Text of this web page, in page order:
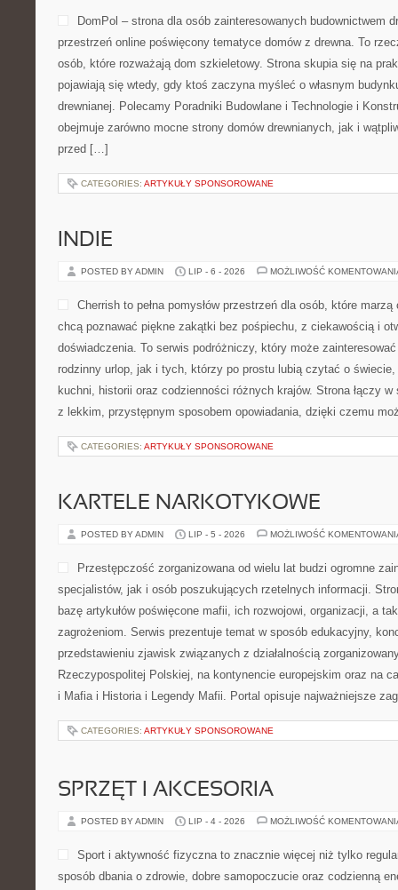
DomPol – strona dla osób zainteresowanych budownictwem
przestrzeń online poświęcony tematyce domów z drewna. To
osób, które rozważają dom szkieletowy. Strona skupia się na
pojawiają się wtedy, gdy ktoś zaczyna myśleć o własnym
drewnianej. Polecamy Poradniki Budowlane i Technologie i
obejmuje zarówno mocne strony domów drewnianych, jak i
przed […]
CATEGORIES: ARTYKUŁY SPONSOROWANE
INDIE
POSTED BY ADMIN LIP - 6 - 2026 MOŻLIWOŚĆ
Cherrish to pełna pomysłów przestrzeń dla osób, które
chcą poznawać piękne zakątki bez pośpiechu, z ciekawością i
doświadczenia. To serwis podróżniczy, który może
rodzinny urlop, jak i tych, którzy po prostu lubią czytać o
kuchni, historii oraz codzienności różnych krajów. Strona łączy
z lekkim, przystępnym sposobem opowiadania, dzięki czemu
CATEGORIES: ARTYKUŁY SPONSOROWANE
KARTELE NARKOTYKOWE
POSTED BY ADMIN LIP - 5 - 2026 MOŻLIWOŚĆ
Przestępczość zorganizowana od wielu lat budzi ogromne
specjalistów, jak i osób poszukujących rzetelnych informacji.
bazę artykułów poświęcone mafii, ich rozwojowi, organizacji, a
zagrożeniom. Serwis prezentuje temat w sposób edukacyjny,
przedstawieniu zjawisk związanych z działalnością
Rzeczypospolitej Polskiej, na kontynencie europejskim oraz na
i Mafia i Historia i Legendy Mafii. Portal opisuje najważniejsze
CATEGORIES: ARTYKUŁY SPONSOROWANE
SPRZĘT I AKCESORIA
POSTED BY ADMIN LIP - 4 - 2026 MOŻLIWOŚĆ
Sport i aktywność fizyczna to znacznie więcej niż tylko
sposób dbania o zdrowie, dobre samopoczucie oraz codzienną